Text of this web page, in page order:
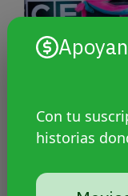
Con tu
historias
anual y
López